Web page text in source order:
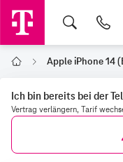
Home Apple iPhone 14
Ich bin bereits bei der
Vertrag verlängern, Tarif